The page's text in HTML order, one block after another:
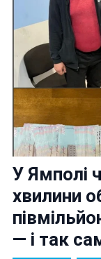
У Ямполі
хвилини
— і так